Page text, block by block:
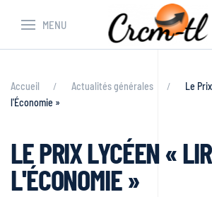
MENU
Accueil Actualités générales
Le
l'Économie »
LE PRIX LYCÉEN «
L'ÉCONOMIE »